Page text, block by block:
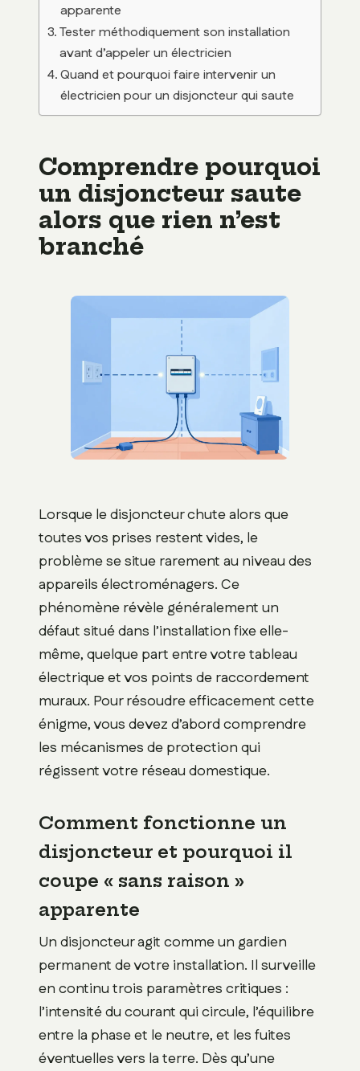
apparente
Tester méthodiquement son installation
avant d’appeler un électricien
Quand et pourquoi faire intervenir un
électricien pour un disjoncteur qui saute
Comprendre pourquoi
un disjoncteur saute
alors que rien n’est
branché
Lorsque le disjoncteur chute alors que
toutes vos prises restent vides, le
problème se situe rarement au niveau des
appareils électroménagers. Ce
phénomène révèle généralement un
défaut situé dans l’installation fixe elle-
même, quelque part entre votre tableau
électrique et vos points de raccordement
muraux. Pour résoudre efficacement cette
énigme, vous devez d’abord comprendre
les mécanismes de protection qui
régissent votre réseau domestique.
Comment fonctionne un
disjoncteur et pourquoi il
coupe « sans raison »
apparente
Un disjoncteur agit comme un gardien
permanent de votre installation. Il surveille
en continu trois paramètres critiques :
l’intensité du courant qui circule, l’équilibre
entre la phase et le neutre, et les fuites
éventuelles vers la terre. Dès qu’une